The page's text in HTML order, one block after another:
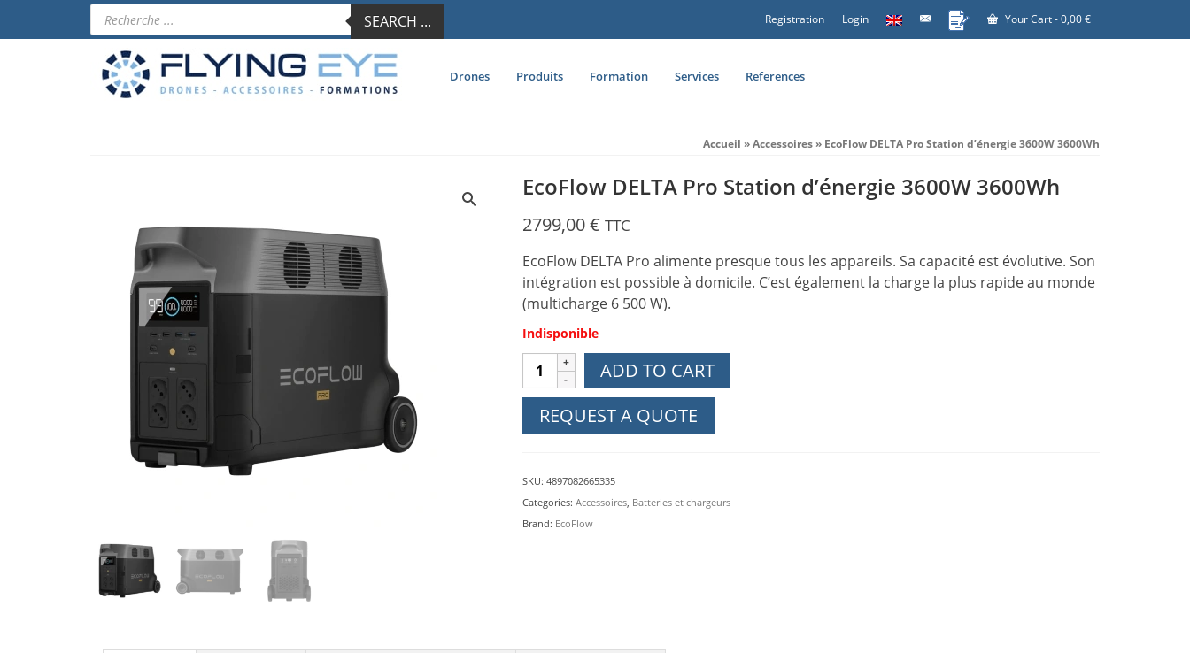
Registration Login Your Cart-0,00€
Products
search SEARCH ...
Drones Produits Formation Services References
Accueil »Accessoires» EcoFlow DELTA Pro Station d’énergie 3600W 3600Wh
EcoFlow DELTA Pro Station d’énergie 3600W 3600Wh
2799,00€ TTC
EcoFlow DELTA Pro alimente presque tous les appareils. Sa capacité est évolutive. Son
intégration est possible à domicile. C’est également la charge la plus rapide au monde
(multicharge 6 500 W).
Indisponible
EcoFlow
DELTA
Pro
Station
3600Wh
quantity
ADD TO CART
REQUEST A QUOTE
SKU: 4897082665335
Categories: Accessoires, Batteries et chargeurs
Brand: EcoFlow